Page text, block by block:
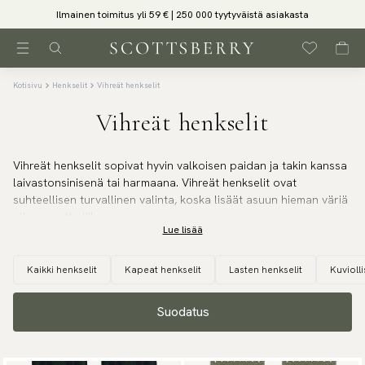
Ilmainen toimitus yli 59 € | 250 000 tyytyväistä asiakasta
Kotisivu Henkselit Vihreät henkselit
Vihreät henkselit
Vihreät henkselit sopivat hyvin valkoisen paidan ja takin kanssa
laivastonsinisenä tai harmaana. Vihreät henkselit ovat
suhteellisen turvallinen valinta, koska lisäät asuun hieman väriä
Lue lisää
Kaikki henkselit Kapeat henkselit Lasten henkselit
Suodatus